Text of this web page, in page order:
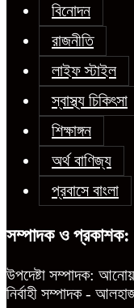
বিনোদন
রাজনীতি
লাইফ স্টাইল
স্বাস্থ্য চিকিৎসা
শিক্ষাঙ্গন
অর্থ বাণিজ্য
প্রবাসে বাংলা
সম্পাদক ও
উপদেষ্টা সম্পাদক:
নির্বাহী সম্পাদক -